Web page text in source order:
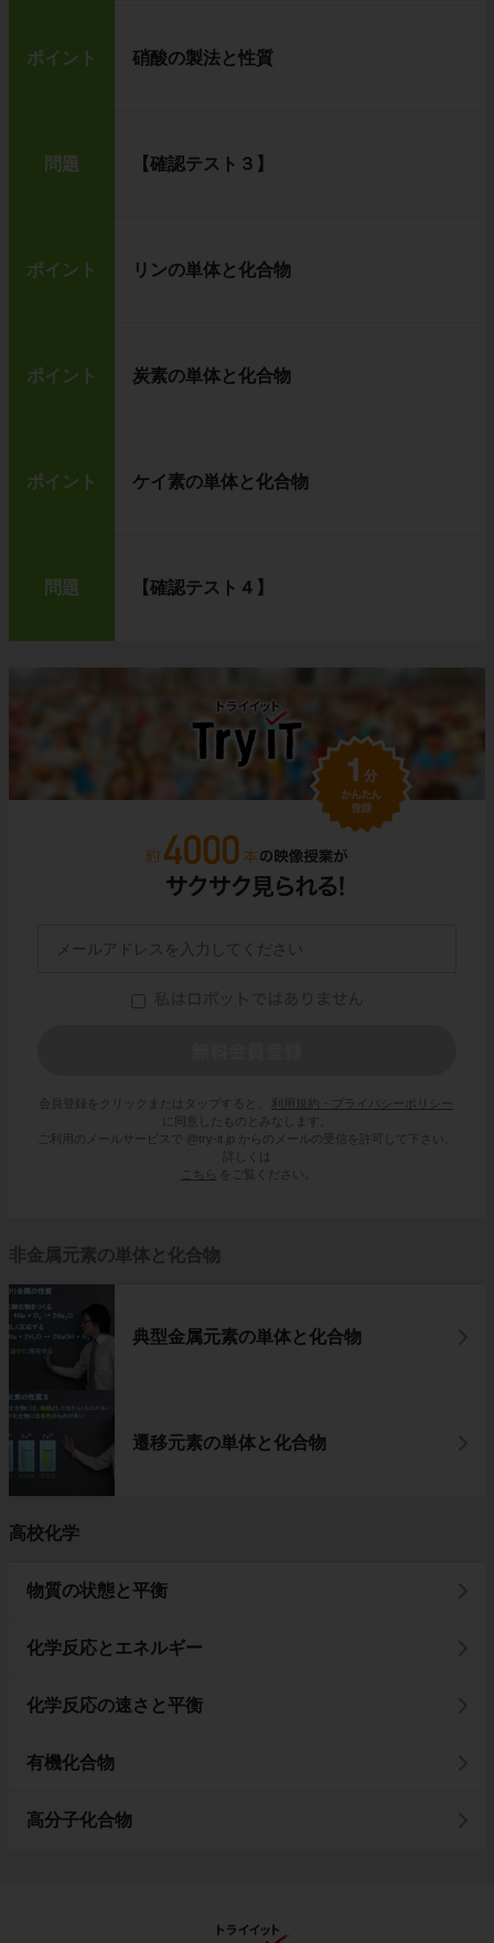
ポイント 硝酸の製法と性質
問題 【確認テスト３】
ポイント リンの単体と化合物
ポイント 炭素の単体と化合物
ポイント ケイ素の単体と化合物
問題 【確認テスト４】
会員登録をクリックまたはタップすると、
利用規約・プライバシーポリシー
に同意したものとみなします。
ご利用のメールサービスで @try-it.jp からのメールの受信を許可して下さい。
詳しくは
こちら
をご覧ください。
非金属元素の単体と化合物
典型金属元素の単体と化合物
遷移元素の単体と化合物
高校化学
物質の状態と平衡
化学反応とエネルギー
化学反応の速さと平衡
有機化合物
高分子化合物